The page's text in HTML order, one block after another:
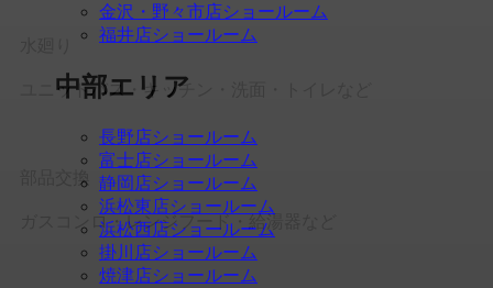
金沢・野々市店ショールーム
福井店ショールーム
中部エリア
長野店ショールーム
富士店ショールーム
静岡店ショールーム
浜松東店ショールーム
浜松西店ショールーム
掛川店ショールーム
焼津店ショールーム
ユニットバス・キッチン・洗面・トイレなど
部品交換
ガスコンロ・レンジフード・給湯器など